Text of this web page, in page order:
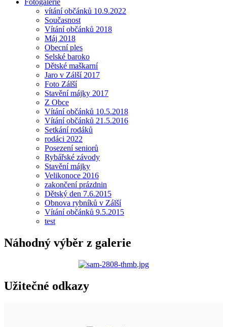
vítání občánků 10.9.2022
Současnost
Vítání občánků 2018
Máj 2018
Obecní ples
Selské baroko
Dětské maškarní
Jaro v Zálší 2017
Foto Zálší
Stavění májky 2017
Z Obce
Vítání občánků 10.5.2018
Vítání občánků 21.5.2016
Setkání rodáků
rodáci 2022
Posezení seniorů
Rybářské závody
Stavění májky
Velikonoce 2016
zakončení prázdnin
Dětský den 7.6.2015
Obnova rybníků v Zálší
Vítání občánků 9.5.2015
test
Náhodný výběr z galerie
Užitečné odkazy